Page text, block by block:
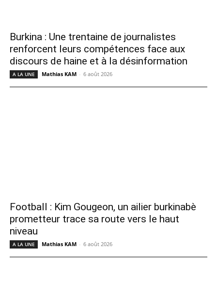
Burkina : Une trentaine de journalistes
renforcent leurs compétences face aux
discours de haine et à la désinformation
A LA UNE Mathias KAM - 6 août 2026
Football : Kim Gougeon, un ailier burkinabè
prometteur trace sa route vers le haut
niveau
A LA UNE Mathias KAM - 6 août 2026